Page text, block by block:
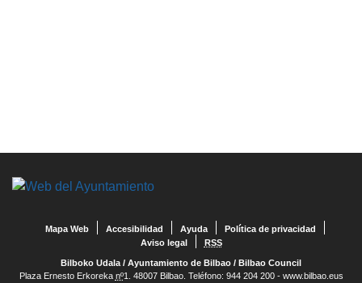
Mapa Web Accesibilidad Ayuda
Política de privacidad
Aviso legal
RSS
Bilboko Udala / Ayuntamiento de Bilbao / Bilbao Council
Plaza Ernesto Erkoreka nº1. 48007 Bilbao. Teléfono: 944 204 200 - www.bilbao.eus